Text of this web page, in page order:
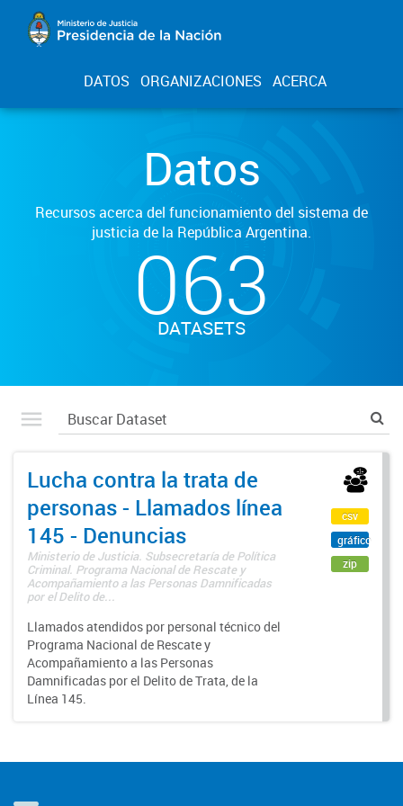
DATOS ORGANIZACIONES ACERCA
Datos
Recursos acerca del funcionamiento del sistema de
justicia de la República Argentina.
063
DATASETS
Lucha contra la trata de
personas - Llamados línea
145 - Denuncias
Ministerio de Justicia. Subsecretaría de Política
Criminal. Programa Nacional de Rescate y
Acompañamiento a las Personas Damnificadas
por el Delito de...
Llamados atendidos por personal técnico del
Programa Nacional de Rescate y
Acompañamiento a las Personas
Damnificadas por el Delito de Trata, de la
Línea 145.
csv
gráfico
zip